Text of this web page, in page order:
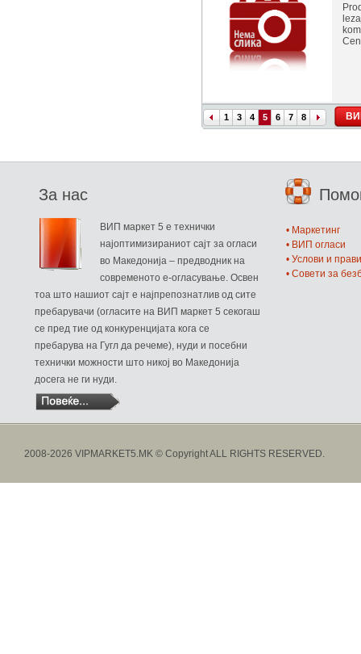
1 3 4 5 6 7 8
За нас
ВИП маркет 5 е технички
најоптимизираниот сајт за огласи
во Македонија – предводник на
современото е-огласување. Освен
тоа што нашиот сајт е најпрепознатлив од сите
пребарувачи (огласите на ВИП маркет 5 секогаш
се пред тие од конкуренцијата кога се
пребарува на Гугл да речеме), нуди и посебни
технички можности што никој во Македонија
досега не ги нуди.
• Маркетинг
• ВИП огласи
• Услови и
• Совети за
2008-2026 VIPMARKET5.MK © Copyright ALL RIGHTS RESERVED.